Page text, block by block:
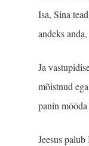
Isa, Sina
andeks
Ja
mõistnud
panin
Jeesus